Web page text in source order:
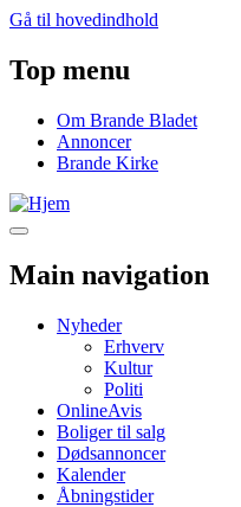
Gå til hovedindhold
Top menu
Om Brande Bladet
Annoncer
Brande Kirke
Main navigation
Nyheder
Erhverv
Kultur
Politi
OnlineAvis
Boliger til salg
Dødsannoncer
Kalender
Åbningstider